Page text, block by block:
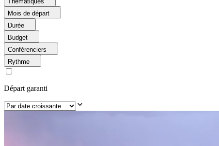
Mois de départ
Durée
Budget
Conférenciers
Rythme
Départ garanti